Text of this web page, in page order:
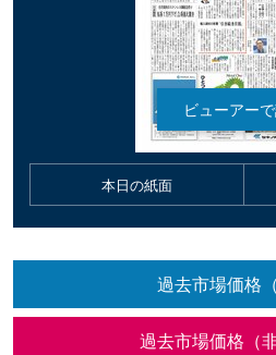
本日の紙面
過去市場価格
過去市場価格（